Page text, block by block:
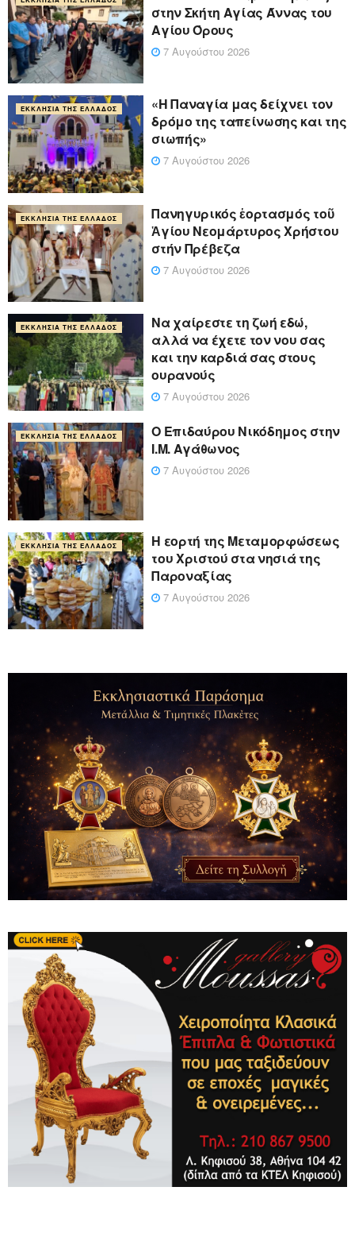
στην Σκήτη Αγίας Άννας του
Αγίου Όρους
7 Αυγούστου 2026
ΕΚΚΛΗΣΊΑ ΤΗΣ ΕΛΛΆΔΟΣ
«Η Παναγία μας δείχνει τον
δρόμο της ταπείνωσης και της
σιωπής»
7 Αυγούστου 2026
ΕΚΚΛΗΣΊΑ ΤΗΣ ΕΛΛΆΔΟΣ
Πανηγυρικός ἑορτασμός τοῦ
Ἁγίου Νεομάρτυρος Χρήστου
στήν Πρέβεζα
7 Αυγούστου 2026
ΕΚΚΛΗΣΊΑ ΤΗΣ ΕΛΛΆΔΟΣ
Να χαίρεστε τη ζωή εδώ,
αλλά να έχετε τον νου σας
και την καρδιά σας στους
ουρανούς
7 Αυγούστου 2026
ΕΚΚΛΗΣΊΑ ΤΗΣ ΕΛΛΆΔΟΣ
Ο Επιδαύρου Νικόδημος στην
Ι.Μ. Αγάθωνος
7 Αυγούστου 2026
ΕΚΚΛΗΣΊΑ ΤΗΣ ΕΛΛΆΔΟΣ
Η εορτή της Μεταμορφώσεως
του Χριστού στα νησιά της
Παροναξίας
7 Αυγούστου 2026